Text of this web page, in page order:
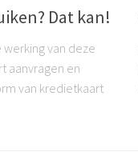
Dat kan!
van deze
aanvragen en
van kredietkaart